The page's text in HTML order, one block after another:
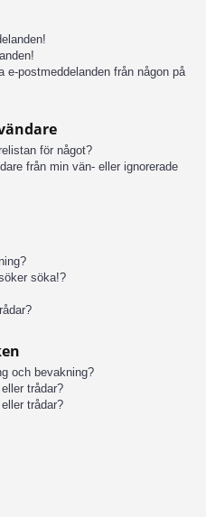
postmeddelanden från någon på
för något?
från min vän- eller ignorerade
söka!?
och bevakning?
trådar?
trådar?